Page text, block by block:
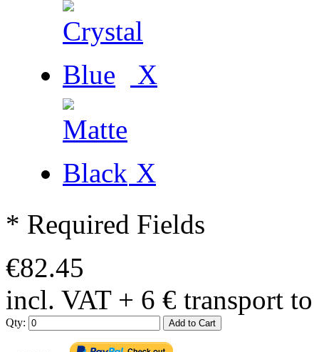
X
X
* Required Fields
€82.45
incl. VAT + 6 € transport
Qty: Add to Cart